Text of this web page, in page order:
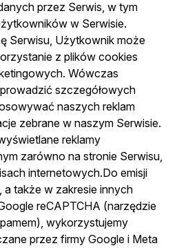
przez Serwis, w tym
w Serwisie.
Serwisu, Użytkownik może
z plików cookies
Wówczas
szczegółowych
naszych reklam
zebrane w naszym Serwisie.
reklamy
zarówno na stronie Serwisu,
internetowych.Do emisji
a także w zakresie innych
reCAPTCHA (narzędzie
wykorzystujemy
przez firmy Google i Meta